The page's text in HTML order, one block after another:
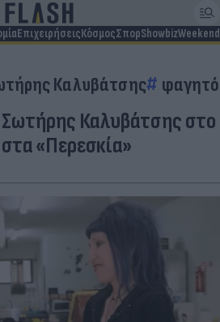
ΕπιχειρήσειςΚόσμοςΣπορShowbizWeekend
Καλυβάτσης φαγητό
Καλυβάτσης στο
«Περεσκία»